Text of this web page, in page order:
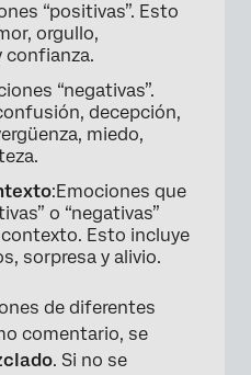
“positivas”. Esto
orgullo,
confianza.
“negativas”.
decepción,
miedo,
:Emociones que
o “negativas”
Esto incluye
sorpresa y alivio.
de diferentes
comentario, se
. Si no se